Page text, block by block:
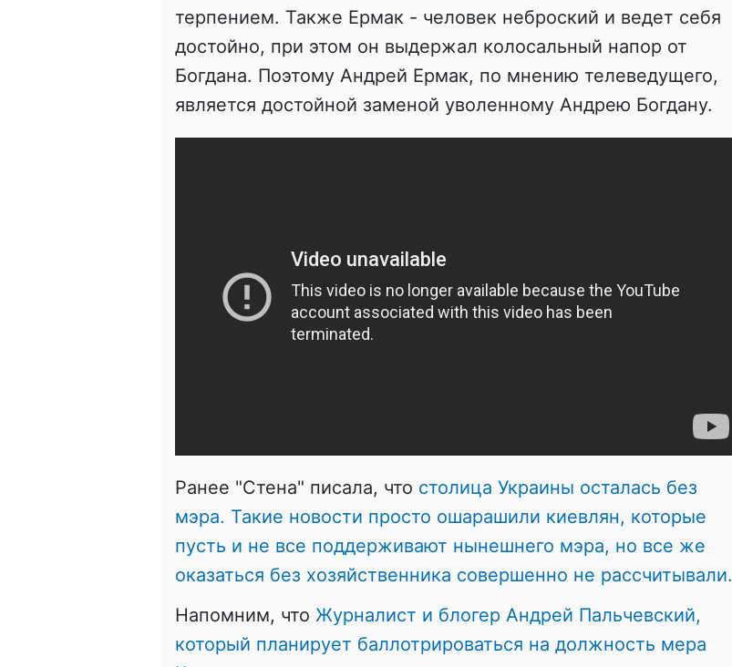
терпением. Также Ермак - человек неброский и ведет себя
достойно, при этом он выдержал колосальный напор от
Богдана. Поэтому Андрей Ермак, по мнению телеведущего,
является достойной заменой уволенному Андрею Богдану.
Ранее "Стена" писала, что столица Украины осталась без
мэра. Такие новости просто ошарашили киевлян, которые
пусть и не все поддерживают нынешнего мэра, но все же
оказаться без хозяйственника совершенно не рассчитывали.
Напомним, что Журналист и блогер Андрей Пальчевский,
который планирует баллотрироваться на должность мера